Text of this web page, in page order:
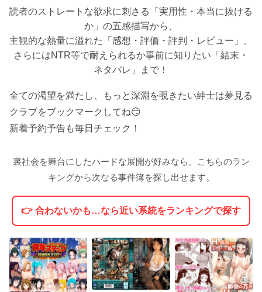
読者のストレートな欲求に刺さる「実用性・本当に抜ける
か」の五感描写から、
主観的な熱量に溢れた「感想・評価・評判・レビュー」、
さらにはNTR等で耐えられるか事前に知りたい「結末・
ネタバレ」まで！
全ての渇望を満たし、もっと深淵を覗きたい紳士は夢見る
クラブをブックマークしてね😏
新着予約予告も毎日チェック！
裏社会を舞台にしたハードな展開が好みなら、こちらのラン
キングから次なる事件簿を探し出せます。
👉 合わないかも…なら近い系統をランキングで探す